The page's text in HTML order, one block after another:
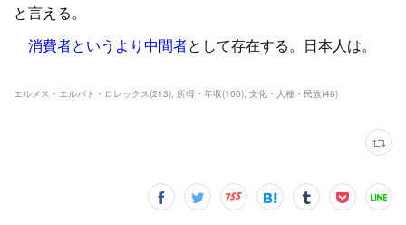
と言える。
消費者というより中間者として存在する。日本人は。
エルメス・エルパト・ロレックス(213) 所得・年収(100) 文化・人種・民族(46)